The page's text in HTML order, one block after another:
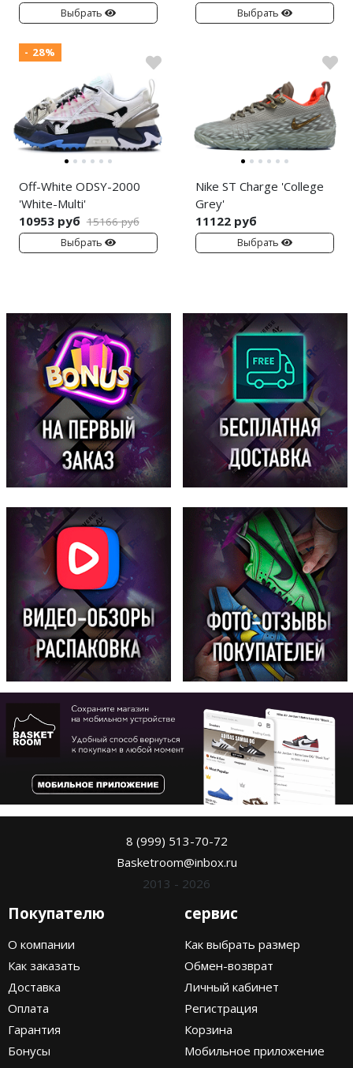
Выбрать Выбрать
- 28%
Off-White ODSY-2000
'White-Multi'
10953 руб 15166 руб
Выбрать
Nike ST Charge 'College
Grey'
11122 руб
Выбрать
8 (999) 513-70-72
Basketroom@inbox.ru
2013 - 2026
Покупателю
О компании
Как заказать
Доставка
Оплата
Гарантия
Бонусы
сервис
Как выбрать размер
Обмен-возврат
Личный кабинет
Регистрация
Корзина
Мобильное приложение